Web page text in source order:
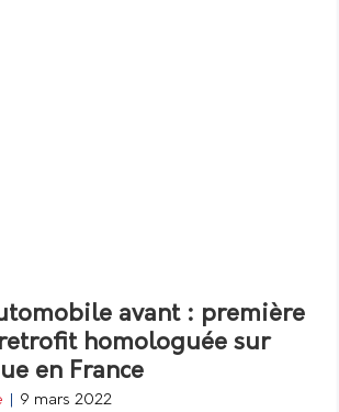
avant : première
homologuée sur
en France
9 mars 2022